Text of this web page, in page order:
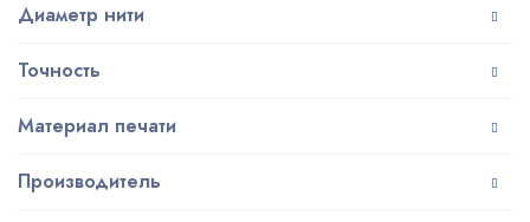
Диаметр нити
Точность
Материал печати
Производитель